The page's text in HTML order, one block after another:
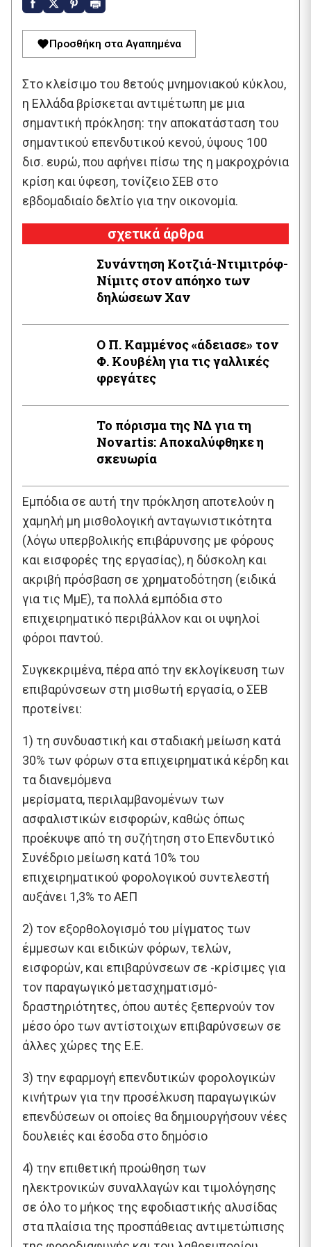
Προσθήκη στα Αγαπημένα
Στο κλείσιμο του 8ετούς μνημονιακού κύκλου,
η Ελλάδα βρίσκεται αντιμέτωπη με μια
σημαντική πρόκληση: την αποκατάσταση του
σημαντικού επενδυτικού κενού, ύψους 100
δισ. ευρώ, που αφήνει πίσω της η μακροχρόνια
κρίση και ύφεση, τονίζειο ΣΕΒ στο
εβδομαδιαίο δελτίο για την οικονομία.
σχετικά άρθρα
Συνάντηση Κοτζιά-Ντιμιτρόφ-
Νίμιτς στον απόηχο των
δηλώσεων Χαν
Ο Π. Καμμένος «άδειασε» τον
Φ. Κουβέλη για τις γαλλικές
φρεγάτες
Το πόρισμα της ΝΔ για τη
Novartis: Αποκαλύφθηκε η
σκευωρία
Εμπόδια σε αυτή την πρόκληση αποτελούν η
χαμηλή μη μισθολογική ανταγωνιστικότητα
(λόγω υπερβολικής επιβάρυνσης με φόρους
και εισφορές της εργασίας), η δύσκολη και
ακριβή πρόσβαση σε χρηματοδότηση (ειδικά
για τις ΜμΕ), τα πολλά εμπόδια στο
επιχειρηματικό περιβάλλον και οι υψηλοί
φόροι παντού.
Συγκεκριμένα, πέρα από την εκλογίκευση των
επιβαρύνσεων στη μισθωτή εργασία, ο ΣΕΒ
προτείνει:
1) τη συνδυαστική και σταδιακή μείωση κατά
30% των φόρων στα επιχειρηματικά κέρδη και
τα διανεμόμενα
μερίσματα, περιλαμβανομένων των
ασφαλιστικών εισφορών, καθώς όπως
προέκυψε από τη συζήτηση στο Επενδυτικό
Συνέδριο μείωση κατά 10% του
επιχειρηματικού φορολογικού συντελεστή
αυξάνει 1,3% το ΑΕΠ
2) τον εξορθολογισμό του μίγματος των
έμμεσων και ειδικών φόρων, τελών,
εισφορών, και επιβαρύνσεων σε -κρίσιμες για
τον παραγωγικό μετασχηματισμό-
δραστηριότητες, όπου αυτές ξεπερνούν τον
μέσο όρο των αντίστοιχων επιβαρύνσεων σε
άλλες χώρες της Ε.Ε.
3) την εφαρμογή επενδυτικών φορολογικών
κινήτρων για την προσέλκυση παραγωγικών
επενδύσεων οι οποίες θα δημιουργήσουν νέες
δουλειές και έσοδα στο δημόσιο
4) την επιθετική προώθηση των
ηλεκτρονικών συναλλαγών και τιμολόγησης
σε όλο το μήκος της εφοδιαστικής αλυσίδας
στα πλαίσια της προσπάθειας αντιμετώπισης